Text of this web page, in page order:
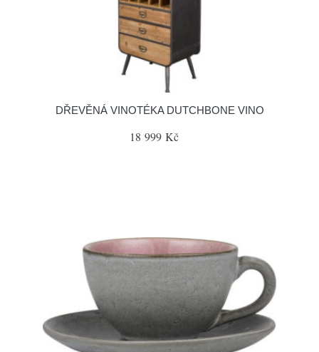
DŘEVĚNÁ VINOTÉKA DUTCHBONE VINO
18 999 Kč